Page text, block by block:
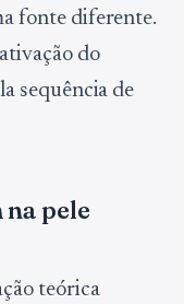
fonte diferente.
do
sequência de
na pele
teórica